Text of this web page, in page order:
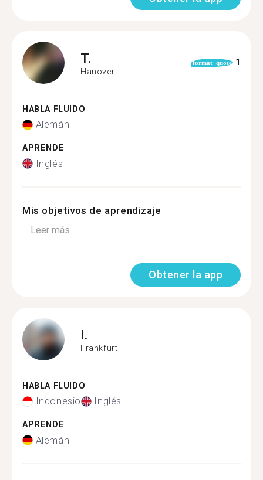
T.
Hanover
format_quote 1
HABLA FLUIDO
Alemán
APRENDE
Inglés
Mis objetivos de aprendizaje
Leer más
Obtener la app
I.
Frankfurt
HABLA FLUIDO
Indonesio Inglés
APRENDE
Alemán